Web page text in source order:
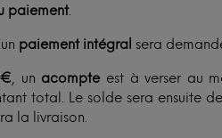
paiement.
paiement intégral sera
, un acompteest à verser au
total. Le solde sera ensuite
la livraison.